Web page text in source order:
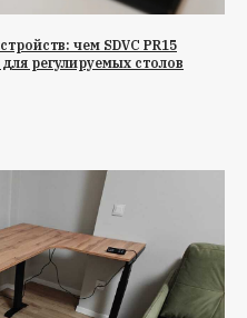
чем SDVC PR15
регулируемых столов